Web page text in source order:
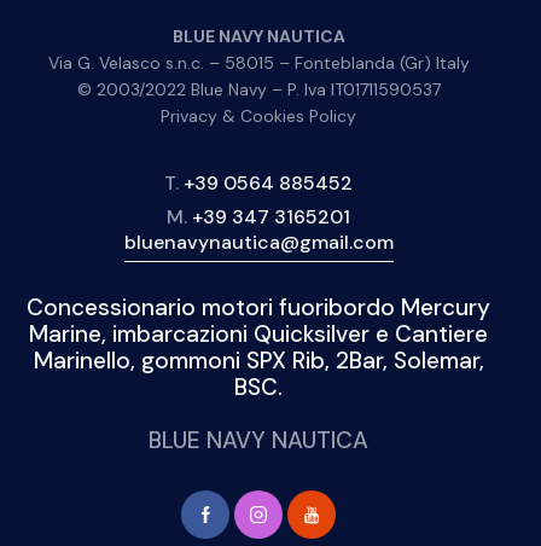
BLUE NAVY NAUTICA
Via G. Velasco s.n.c. – 58015 – Fonteblanda (Gr) Italy
© 2003/2022 Blue Navy – P. Iva IT01711590537
Privacy & Cookies Policy
T. +39 0564 885452
M. +39 347 3165201
bluenavynautica@gmail.com
Concessionario motori fuoribordo Mercury
Marine, imbarcazioni Quicksilver e Cantiere
Marinello, gommoni SPX Rib, 2Bar, Solemar,
BSC.
BLUE NAVY NAUTICA